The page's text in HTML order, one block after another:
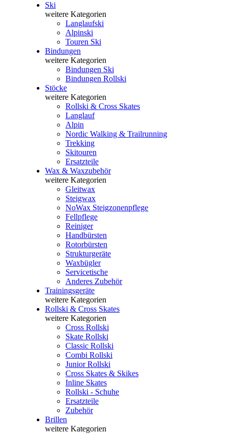
Ski
weitere Kategorien
Langlaufski
Alpinski
Touren Ski
Bindungen
weitere Kategorien
Bindungen Ski
Bindungen Rollski
Stöcke
weitere Kategorien
Rollski & Cross Skates
Langlauf
Alpin
Nordic Walking & Trailrunning
Trekking
Skitouren
Ersatzteile
Wax & Waxzubehör
weitere Kategorien
Gleitwax
Steigwax
NoWax Steigzonenpflege
Fellpflege
Reiniger
Handbürsten
Rotorbürsten
Strukturgeräte
Waxbügler
Servicetische
Anderes Zubehör
Trainingsgeräte
weitere Kategorien
Rollski & Cross Skates
weitere Kategorien
Cross Rollski
Skate Rollski
Classic Rollski
Combi Rollski
Junior Rollski
Cross Skates & Skikes
Inline Skates
Rollski - Schuhe
Ersatzteile
Zubehör
Brillen
weitere Kategorien